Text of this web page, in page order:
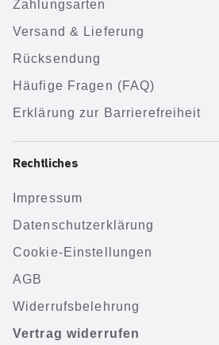
Zahlungsarten
Versand & Lieferung
Rücksendung
Häufige Fragen (FAQ)
Erklärung zur Barrierefreiheit
Rechtliches
Impressum
Datenschutzerklärung
Cookie-Einstellungen
AGB
Widerrufsbelehrung
Vertrag widerrufen